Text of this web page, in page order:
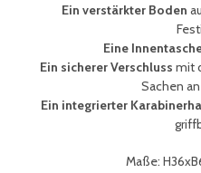
Ein verstärkter Boden
Eine
Ein sicherer Verschluss mit
Sachen
Ein integrierter
Maße: